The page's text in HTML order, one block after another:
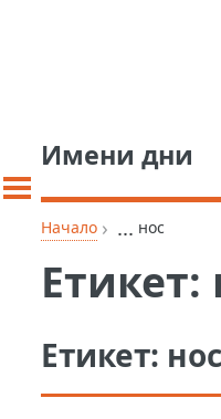
Имени дни
Начало › ... нос
Етикет:
Етикет: нос